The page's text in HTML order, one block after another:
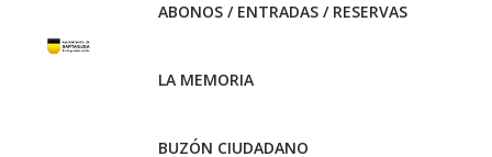
ABONOS / ENTRADAS / RESERVAS
LA MEMORIA
BUZÓN CIUDADANO